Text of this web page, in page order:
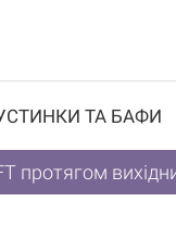
ТА БАФИ
протягом